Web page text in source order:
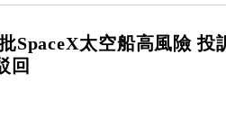
SpaceX太空船高風險 投
回